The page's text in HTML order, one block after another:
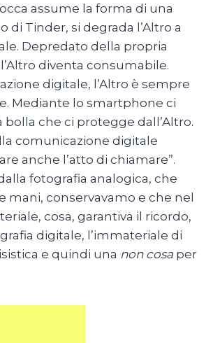
assume la forma di una
di Tinder, si degrada l’Altro a
Depredato della propria
diventa consumabile.
digitale, l’Altro è sempre
Mediante lo smartphone ci
che ci protegge dall’Altro.
comunicazione digitale
anche l’atto di chiamare”.
fotografia analogica, che
mani, conservavamo e che nel
cosa, garantiva il ricordo,
digitale, l’immateriale di
e quindi una non cosa per